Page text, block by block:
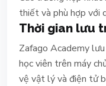
thiết và phù hợp với
Thời gian lưu
Zafago Academy
học viên trên máy
vệ vật lý và điện tử